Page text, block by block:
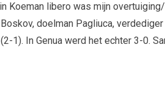
Koeman libero was mijn
doelman Pagliuca,
1). In Genua werd het echter 3-0.